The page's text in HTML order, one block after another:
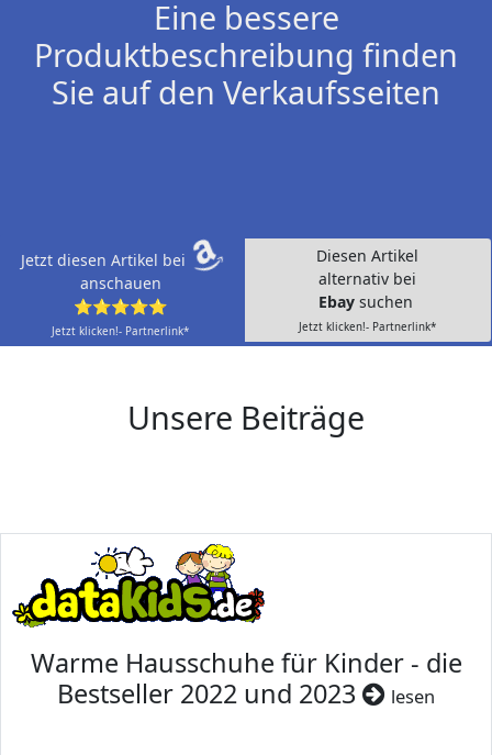
Eine bessere
Produktbeschreibung finden
Sie auf den Verkaufsseiten
Jetzt diesen Artikel bei
anschauen
⭐⭐⭐⭐⭐
Jetzt klicken!- Partnerlink*
Diesen Artikel
alternativ bei
Ebay suchen
Jetzt klicken!- Partnerlink*
Unsere Beiträge
Warme Hausschuhe für Kinder - die
Bestseller 2022 und 2023
lesen